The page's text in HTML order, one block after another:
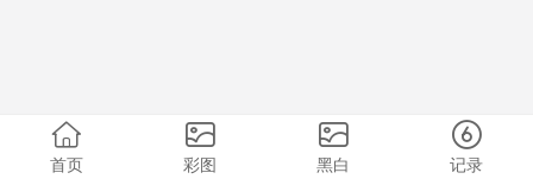
首页 彩图 黑白 记录